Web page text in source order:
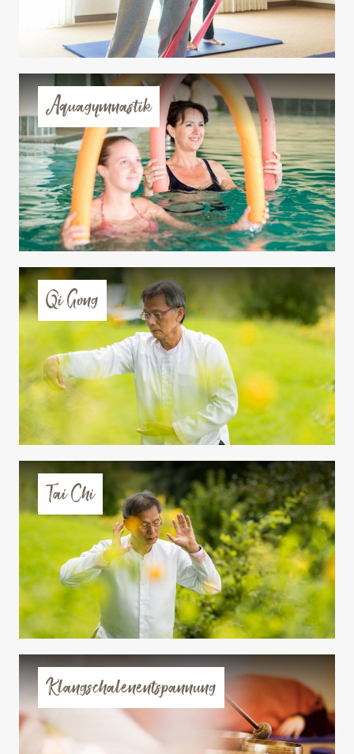
Aquagymnastik
Qi Gong
Tai Chi
Klangschalenentspannung